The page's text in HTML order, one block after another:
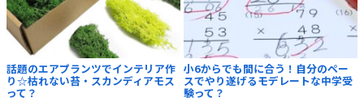
話題のエアプランツでインテリア作
り☆枯れない苔・スカンディアモス
って？
小6からでも間に合う！自分のペー
スでやり遂げるモデレートな中学受
験って？